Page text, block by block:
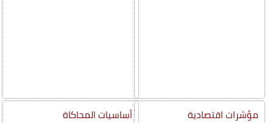
مؤشرات اقتصادية
أساسيات المحاكاة